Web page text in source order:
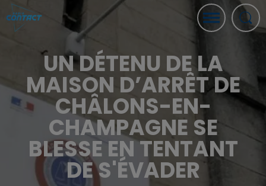
UN DÉTENU DE LA
MAISON D’ARRÊT DE
CHÂLONS-EN-
CHAMPAGNE SE
BLESSE EN TENTANT
DE S'ÉVADER